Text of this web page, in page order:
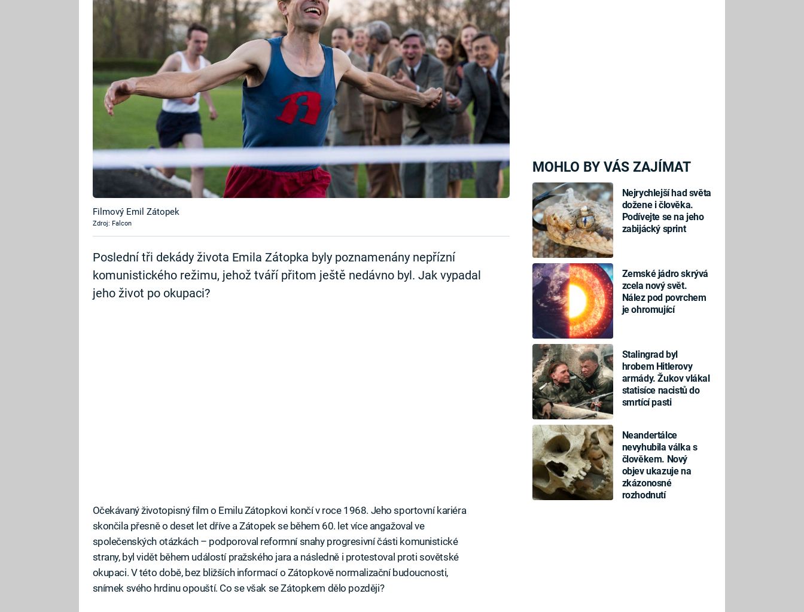
MOHLO BY VÁS ZAJÍMAT
Nejrychlejší had světa
dožene i člověka.
Podívejte se na jeho
zabijácký sprint
Zemské jádro skrývá
zcela nový svět.
Nález pod povrchem
je ohromující
Stalingrad byl
hrobem Hitlerovy
armády. Žukov vlákal
statisíce nacistů do
smrtící pasti
Neandertálce
nevyhubila válka s
člověkem. Nový
objev ukazuje na
zkázonosné
rozhodnutí
Filmový Emil Zátopek
Zdroj: Falcon
Poslední tři dekády života Emila Zátopka byly poznamenány nepřízní
komunistického režimu, jehož tváří přitom ještě nedávno byl. Jak vypadal
jeho život po okupaci?
Očekávaný životopisný film o Emilu Zátopkovi končí v roce 1968. Jeho sportovní kariéra
skončila přesně o deset let dříve a Zátopek se během 60. let více angažoval ve
společenských otázkách – podporoval reformní snahy progresivní části komunistické
strany, byl vidět během událostí pražského jara a následně i protestoval proti sovětské
okupaci. V této době, bez bližších informací o Zátopkově normalizační budoucnosti,
snímek svého hrdinu opouští. Co se však se Zátopkem dělo později?